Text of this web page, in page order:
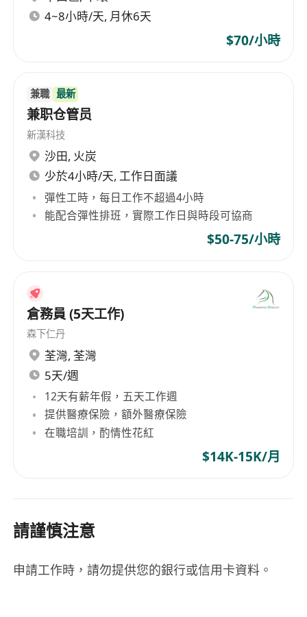
4~8小時/天, 月休6天
$70/小時
兼職 最新
兼职仓管员
新漢科技
沙田, 火炭
少於4小時/天, 工作日面議
彈性工時，每日工作不超過4小時
能配合彈性排班，實際工作日與時段可協商
$50-75/小時
倉務員 (5天工作)
森下仁丹
荃灣, 荃灣
5天/週
12天有薪年假，五天工作週
提供醫療保險，額外醫療保險
在職培訓，酌情性花紅
$14K-15K/月
請謹慎注意
申請工作時，請勿提供您的銀行或信用卡資料。